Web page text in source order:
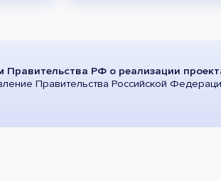
Правительства РФ о реализации
Правительства Российской